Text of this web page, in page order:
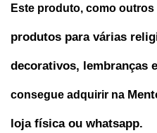
Este produto, como outros
produtos para várias
decorativos, lembranças
consegue adquirir na
loja física ou whatsapp.